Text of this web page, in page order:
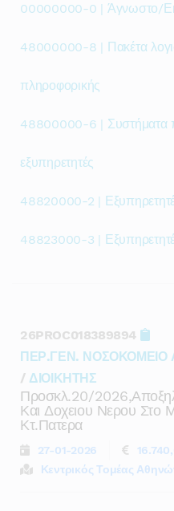
00000000-0 | Άγνωστο/
48000000-8 | Πακέτα
πληροφορικής
48800000-6 | Συστήματα
εξυπηρετητές
48820000-2 |
48823000-3 |
26PROC018389894
ΠΕΡ.ΓΕΝ. ΝΟΣΟΚΟΜΕΙΟ
/ ΔΙΟΙΚΗΤΗΣ
Προσκλ.20/
Και Δοχειου Νερου Στο
Κτ.πατερα
27-01-2026
Κεντρικός Τομέας